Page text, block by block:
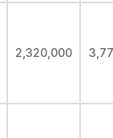
2,320,000